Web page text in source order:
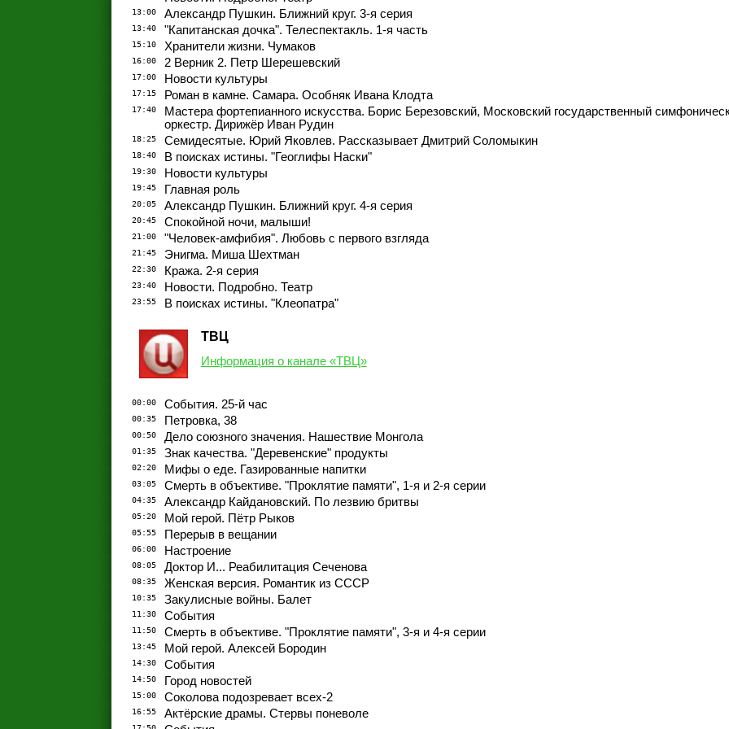
13:00 Александр Пушкин. Ближний круг. 3-я серия
13:40 "Капитанская дочка". Телеспектакль. 1-я часть
15:10 Хранители жизни. Чумаков
16:00 2 Верник 2. Петр Шерешевский
17:00 Новости культуры
17:15 Роман в камне. Самара. Особняк Ивана Клодта
17:40
Мастера фортепианного искусства. Борис Березовский, Московский государственный
оркестр. Дирижёр Иван Рудин
18:25 Семидесятые. Юрий Яковлев. Рассказывает Дмитрий Соломыкин
18:40 В поисках истины. "Геоглифы Наски"
19:30 Новости культуры
19:45 Главная роль
20:05 Александр Пушкин. Ближний круг. 4-я серия
20:45 Спокойной ночи, малыши!
21:00 "Человек-амфибия". Любовь с первого взгляда
21:45 Энигма. Миша Шехтман
22:30 Кража. 2-я серия
23:40 Новости. Подробно. Театр
23:55 В поисках истины. "Клеопатра"
ТВЦ
Информация о канале «ТВЦ»
00:00 События. 25-й час
00:35 Петровка, 38
00:50 Дело союзного значения. Нашествие Монгола
01:35 Знак качества. "Деревенские" продукты
02:20 Мифы о еде. Газированные напитки
03:05 Смерть в объективе. "Проклятие памяти", 1-я и 2-я серии
04:35 Александр Кайдановский. По лезвию бритвы
05:20 Мой герой. Пётр Рыков
05:55 Перерыв в вещании
06:00 Настроение
08:05 Доктор И... Реабилитация Сеченова
08:35 Женская версия. Романтик из СССР
10:35 Закулисные войны. Балет
11:30 События
11:50 Смерть в объективе. "Проклятие памяти", 3-я и 4-я серии
13:45 Мой герой. Алексей Бородин
14:30 События
14:50 Город новостей
15:00 Соколова подозревает всех-2
16:55 Актёрские драмы. Стервы поневоле